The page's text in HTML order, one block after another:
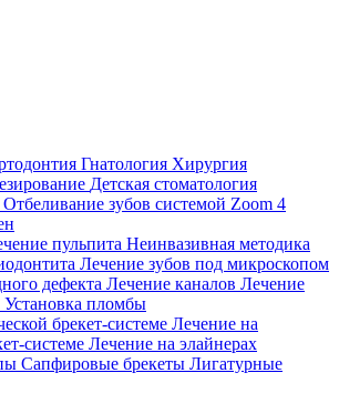
Гнатология Хирургия
Детская стоматология
Отбеливание зубов системой Zoom 4
пульпита Неинвазивная методика
Лечение зубов под микроскопом
дефекта Лечение каналов Лечение
Установка пломбы
брекет-системе Лечение на
системе Лечение на элайнерах
Сапфировые брекеты Лигатурные